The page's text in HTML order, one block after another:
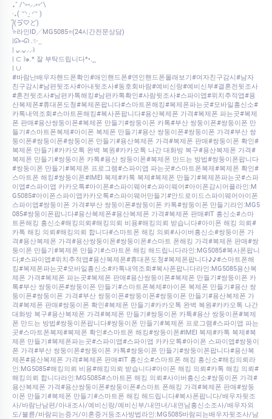
₊˚ /ᐠ⑅⸝⸝⑅ᐟ\
‎‧₊( ˶◝ ·̫ ◜˶ )
‎᭄(ゔ♡ど)
⭐라인ID╱MG5085⭐(24시간전문상담)
|ᘏ⑅ᘏ .✨⸒⸒
| ᴗ͈.ᴗ͈⸝⸝꒱
| ⊂ ꒱๑.* 잘 부탁드립니다*•.¸¸
| ∪
#바람난배우자핸드폰확인#애인핸드폰#연인핸드폰몰래보기#여자친구감시#남자
친구감시#남편뒷조사#아내뒷조사#동호회바람#예비신랑#예비신부#결혼전뒷조사
#혼전뒷조사#남편카톡해킹#남편카톡확인#사람뒷조사#스파이앱#위치추적앱#용
산복제폰#휴대폰도청#복제폰팝니다#스마트폰해킹#복제폰파는곳#모바일흥신소#
카톡내역조회#스마트폰해킹#복사폰팝니다#용산복제폰 가격#복제폰 파는곳#복제
폰 판매#용산쌍둥이폰#복제폰 만들기#쌍둥이폰 카톡#부산 쌍둥이폰#쌍둥이폰 만
들기#스마트폰복제#아이폰 복제폰 만들기#용산 쌍둥이폰#쌍둥이폰 가격#부산 쌍
둥이폰#쌍둥이폰#쌍둥이폰 만들기#용산복제폰 가격#복제폰 판매#쌍둥이폰 확인#
복제폰 만들기#카카오톡 완벽 복원#카카오톡 나간 대화방 복구#용산복제폰 가격#
복제폰 만들기#쌍둥이폰 카톡#용산 쌍둥이폰#복제폰 만드는 방법#쌍둥이폰팝니다
#쌍둥이폰 만들기#복제폰 프로그램#스파이앱 파는곳#스마트폰복제#복제폰 확인#
스마트폰 해킹#쌍둥이폰#IMEI 복제#카톡 복제#복제폰 만들기#복제폰파는곳#스파
이앱#스파이앱 카카오톡#아이폰#스파이웨어#스파이웨어#아이폰감시어플라인:M
G5085#아이폰스파이앱카카오톡#스파이웨어만들기#안드로이드스파이웨어아이폰
스파이앱#쌍둥이폰 가격#부산 쌍둥이폰#쌍둥이폰 카톡#쌍둥이폰 만들기라인:MG5
085#쌍둥이폰팝니다#용산복제폰#용산복제폰 가격#복제폰 판매#IT 흥신소#스마
트폰해킹 흥신소#해킹의뢰#해킹의뢰 비용#해킹의뢰 받습니다#아이폰 해킹 의뢰#
카톡 해킹 의뢰#해킹의뢰 합니다#스마트폰 해킹 의뢰#사이버흥신소#쌍둥이폰 가
격#용산복제폰 가격#용산쌍둥이폰#쌍둥이폰#스마트 폰해킹 가격#복제폰 판매#쌍
둥이폰 만들기#복제폰 만들기#스마트폰 해킹 해드립니다라인:MG5085#복사폰팝니
다;#스파이앱#위치추적앱#용산복제폰#휴대폰도청#복제폰팝니다♪♪#스마트폰해
킹#복제폰파는곳#모바일흥신소#카톡내역조회#복사폰팝니다라인:MG5085용산복
제폰 가격#복제폰 파는곳#복제폰 판매#용산쌍둥이폰#복제폰 만들기#쌍둥이폰 카
톡#부산 쌍둥이폰#쌍둥이폰 만들기#스마트폰복제#아이폰 복제폰 만들기#용산 쌍
둥이폰#쌍둥이폰 가격#부산 쌍둥이폰#쌍둥이폰#쌍둥이폰 만들기#용산복제폰 가
격#복제폰 판매#쌍둥이폰 확인#복제폰 만들기#카카오톡 완벽 복원#카카오톡 나간
대화방 복구#용산복제폰 가격#복제폰 만들기#쌍둥이폰 카톡#용산 쌍둥이폰#복제
폰 만드는 방법#쌍둥이폰팝니다#쌍둥이폰 만들기#복제폰 프로그램#스파이앱 파는
곳#스마트폰복제#복제폰 확인#스마트폰 해킹#쌍둥이폰#IMEI 복제#카톡 복제#복
제폰 만들기#복제폰파는곳#스파이앱#스파이앱 카카오톡#아이폰 스파이앱#쌍둥이
폰 가격#부산 쌍둥이폰#쌍둥이폰 카톡#쌍둥이폰 만들기#쌍둥이폰팝니다#용산복
제폰#용산복제폰 가격#복제폰 판매#IT 흥신소#스마트폰 해킹 흥신소#해킹의뢰라
인:MG5085#해킹의뢰 비용#해킹의뢰 받습니다#아이폰 해킹 의뢰#카톡 해킹 의뢰#
해킹의뢰 합니다라인:MG5085#스마트폰 해킹 의뢰#사이버흥신소#쌍둥이폰 가격#
용산복제폰 가격#용산쌍둥이폰#쌍둥이폰#스마트 폰해킹 가격#복제폰 판매#쌍둥
이폰 만들기#복제폰 만들기#스마트폰 해킹 해드립니다#복사폰팝니다/배우자뒷조
사/바람난남편/아내조사/예비신랑/예비신부/내연녀/내연남흥신소조사/배우자외
도/불륜/바람피는증거/이혼증거등조사방법라인:MG5085바람피는배우자뒷조사/남